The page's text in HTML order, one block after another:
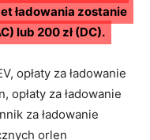
ładowania zostanie
lub 200 zł (DC).